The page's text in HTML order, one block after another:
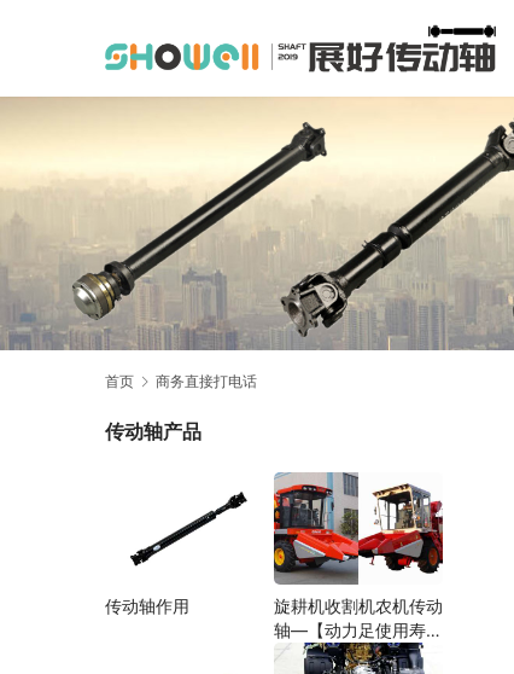
首页 商务直接打电话
传动轴产品
传动轴作用
旋耕机收割机农机传动
轴—【动力足使用寿命
久】